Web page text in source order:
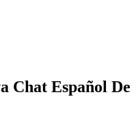
Chat Español De